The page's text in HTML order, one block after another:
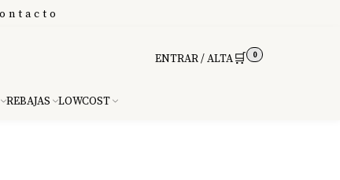
ENTRAR / ALTA🛒 0
REBAJAS LOWCOST